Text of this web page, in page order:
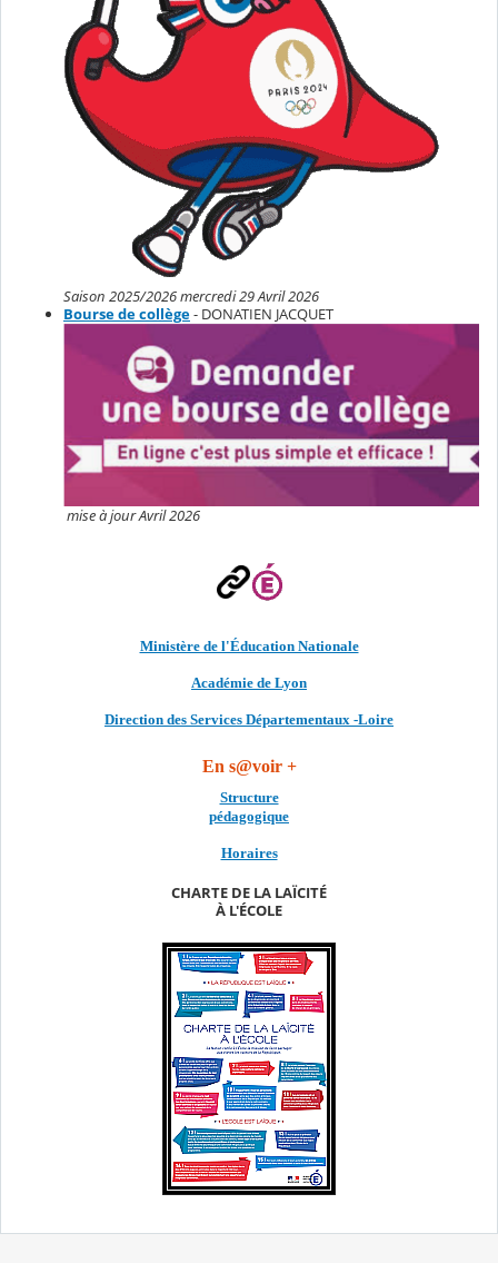
Saison 2025/2026 mercredi 29 Avril 2026
Bourse de collège- DONATIEN JACQUET
mise à jour Avril 2026
Ministère de l'Éducation Nationale
Académie de Lyon
Direction des Services Départementaux -Loire
En s@voir +
Structure
pédagogique
Horaires
CHARTE DE LA LAÏCITÉ
À L'ÉCOLE